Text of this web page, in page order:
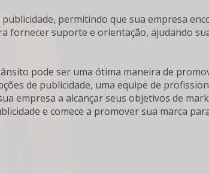
permitindo que sua empresa
fornecer suporte e orientação, ajudando
pode ser uma ótima maneira de
de publicidade, uma equipe de
empresa a alcançar seus objetivos de
e comece a promover sua marca